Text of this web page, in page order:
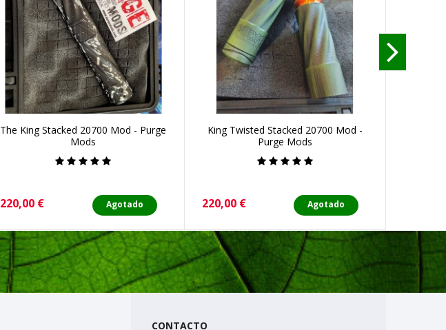
The King Stacked 20700 Mod - Purge
Mods
Precio
220,00 € Agotado
King Twisted Stacked 20700 Mod -
Purge Mods
Precio
220,00 € Agotado
CONTACTO